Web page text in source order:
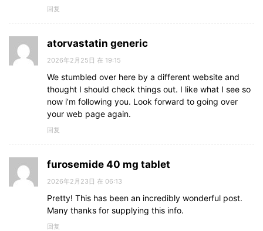
回复
atorvastatin generic
2026年2月25日 在 19:15
We stumbled over here by a different website and
thought I should check things out. I like what I see so
now i’m following you. Look forward to going over
your web page again.
回复
furosemide 40 mg tablet
2026年2月23日 在 06:13
Pretty! This has been an incredibly wonderful post.
Many thanks for supplying this info.
回复